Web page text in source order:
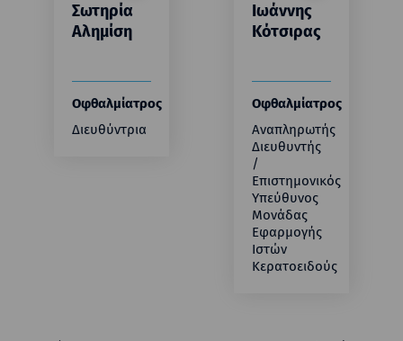
Σωτηρία
Αλημίση
Οφθαλμίατρος
Διευθύντρια
Ιωάννης
Κότσιρας
Οφθαλμίατρος
Αναπληρωτής
Διευθυντής
/
Επιστημονικός
Υπεύθυνος
Μονάδας
Εφαρμογής
Ιστών
Κερατοειδούς